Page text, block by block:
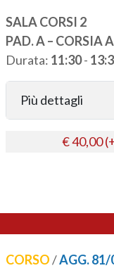
SALA CORSI 2
PAD. A – CORSIA
Durata: 11:30-
Più dettagli
€ 40,00
CORSO/AGG. 81/